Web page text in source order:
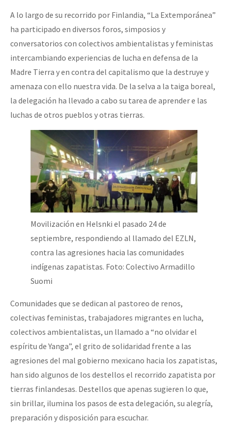
A lo largo de su recorrido por Finlandia, “La Extemporánea”
ha participado en diversos foros, simposios y
conversatorios con colectivos ambientalistas y feministas
intercambiando experiencias de lucha en defensa de la
Madre Tierra y en contra del capitalismo que la destruye y
amenaza con ello nuestra vida. De la selva a la taiga boreal,
la delegación ha llevado a cabo su tarea de aprender e las
luchas de otros pueblos y otras tierras.
Movilización en Helsnki el pasado 24 de
septiembre, respondiendo al llamado del EZLN,
contra las agresiones hacia las comunidades
indígenas zapatistas. Foto: Colectivo Armadillo
Suomi
Comunidades que se dedican al pastoreo de renos,
colectivas feministas, trabajadores migrantes en lucha,
colectivos ambientalistas, un llamado a “no olvidar el
espíritu de Yanga”, el grito de solidaridad frente a las
agresiones del mal gobierno mexicano hacia los zapatistas,
han sido algunos de los destellos el recorrido zapatista por
tierras finlandesas. Destellos que apenas sugieren lo que,
sin brillar, ilumina los pasos de esta delegación, su alegría,
preparación y disposición para escuchar.